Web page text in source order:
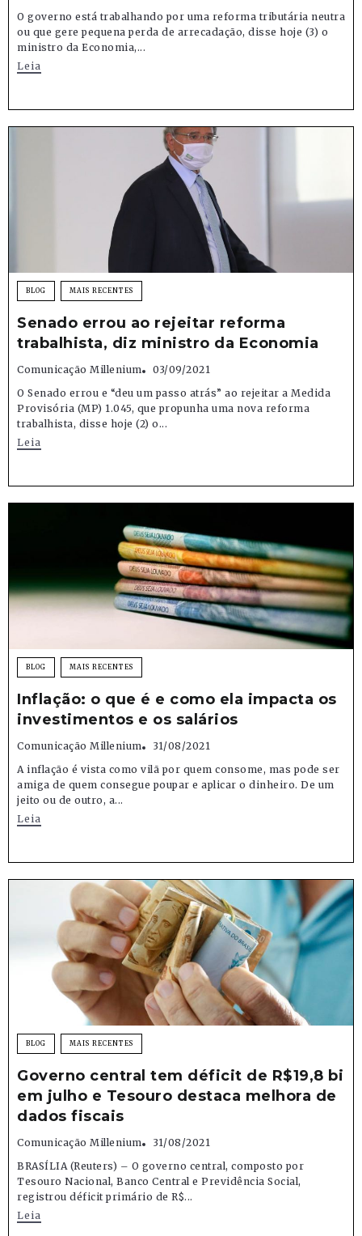
O governo está trabalhando por uma reforma tributária neutra
ou que gere pequena perda de arrecadação, disse hoje (3) o
ministro da Economia,...
Leia
BLOG MAIS RECENTES
Senado errou ao rejeitar reforma
trabalhista, diz ministro da Economia
Comunicação Millenium
03/09/2021
O Senado errou e “deu um passo atrás” ao rejeitar a Medida
Provisória (MP) 1.045, que propunha uma nova reforma
trabalhista, disse hoje (2) o...
Leia
BLOG MAIS RECENTES
Inflação: o que é e como ela impacta os
investimentos e os salários
Comunicação Millenium
31/08/2021
A inflação é vista como vilã por quem consome, mas pode ser
amiga de quem consegue poupar e aplicar o dinheiro. De um
jeito ou de outro, a...
Leia
BLOG MAIS RECENTES
Governo central tem déficit de R$19,8 bi
em julho e Tesouro destaca melhora de
dados fiscais
Comunicação Millenium
31/08/2021
BRASÍLIA (Reuters) – O governo central, composto por
Tesouro Nacional, Banco Central e Previdência Social,
registrou déficit primário de R$...
Leia